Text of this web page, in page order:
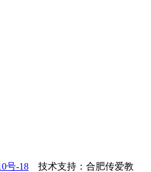
号-18 技术支持：合肥传爱教